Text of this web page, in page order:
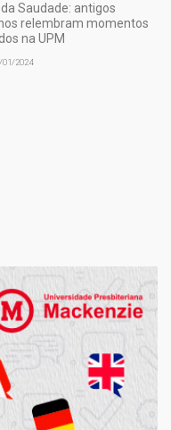
da Saudade: antigos
relembram momentos
na UPM
01/2024